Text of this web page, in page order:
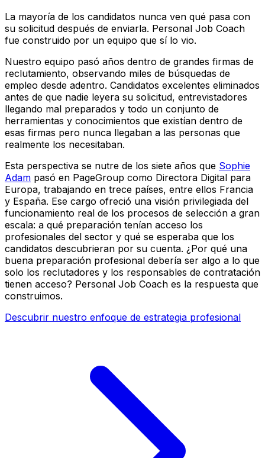
La mayoría de los candidatos nunca ven qué pasa con
su solicitud después de enviarla. Personal Job Coach
fue construido por un equipo que sí lo vio.
Nuestro equipo pasó años dentro de grandes firmas de
reclutamiento, observando miles de búsquedas de
empleo desde adentro. Candidatos excelentes eliminados
antes de que nadie leyera su solicitud, entrevistadores
llegando mal preparados y todo un conjunto de
herramientas y conocimientos que existían dentro de
esas firmas pero nunca llegaban a las personas que
realmente los necesitaban.
Esta perspectiva se nutre de los siete años que Sophie
Adam pasó en PageGroup como Directora Digital para
Europa, trabajando en trece países, entre ellos Francia
y España. Ese cargo ofreció una visión privilegiada del
funcionamiento real de los procesos de selección a gran
escala: a qué preparación tenían acceso los
profesionales del sector y qué se esperaba que los
candidatos descubrieran por su cuenta. ¿Por qué una
buena preparación profesional debería ser algo a lo que
solo los reclutadores y los responsables de contratación
tienen acceso? Personal Job Coach es la respuesta que
construimos.
Descubrir nuestro enfoque de estrategia profesional